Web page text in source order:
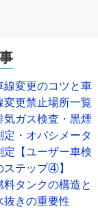
線変更のコツと車
変更禁止場所一覧
気ガス検査・黒煙
定・オパシメータ
定【ユーザー車検
ステップ④】
料タンクの構造と
抜きの重要性